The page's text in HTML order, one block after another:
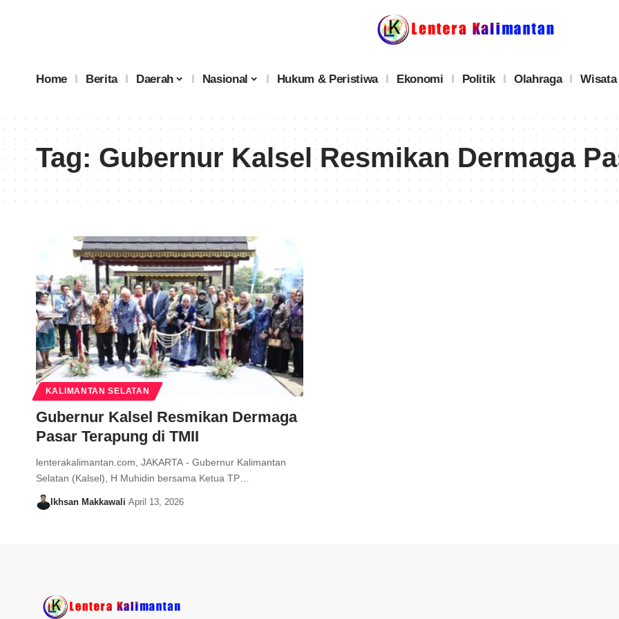
Home Berita Daerah Nasional Hukum & Peristiwa Ekonomi Politik Olahraga Wisata
Tag:Gubernur Kalsel Resmikan Dermaga
KALIMANTAN SELATAN
Gubernur Kalsel Resmikan Dermaga
Pasar Terapung di TMII
lenterakalimantan.com, JAKARTA - Gubernur Kalimantan
Selatan (Kalsel), H Muhidin bersama Ketua TP…
Ikhsan Makkawali April 13, 2026